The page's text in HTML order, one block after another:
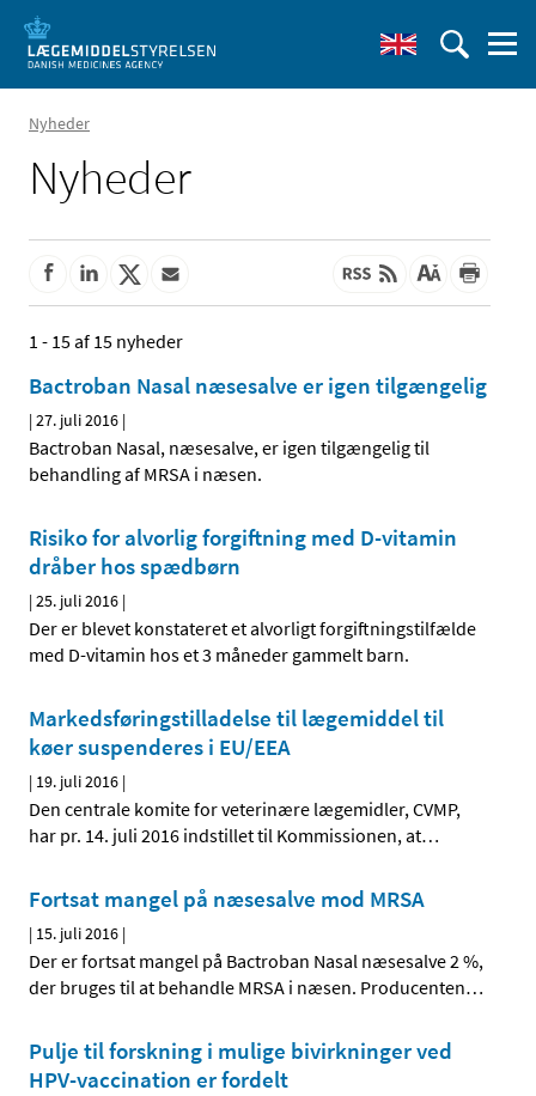
Nyheder
Nyheder
1 - 15 af 15 nyheder
Bactroban Nasal næsesalve er igen tilgængelig
|27. juli 2016 |
Bactroban Nasal, næsesalve, er igen tilgængelig til
behandling af MRSA i næsen.
Risiko for alvorlig forgiftning med D-vitamin
dråber hos spædbørn
|25. juli 2016 |
Der er blevet konstateret et alvorligt forgiftningstilfælde
med D-vitamin hos et 3 måneder gammelt barn.
Markedsføringstilladelse til lægemiddel til
køer suspenderes i EU/EEA
| 19. juli 2016 |
Den centrale komite for veterinære lægemidler, CVMP,
har pr. 14. juli 2016 indstillet til Kommissionen, at…
Fortsat mangel på næsesalve mod MRSA
| 15. juli 2016 |
Der er fortsat mangel på Bactroban Nasal næsesalve 2 %,
der bruges til at behandle MRSA i næsen. Producenten…
Pulje til forskning i mulige bivirkninger ved
HPV-vaccination er fordelt